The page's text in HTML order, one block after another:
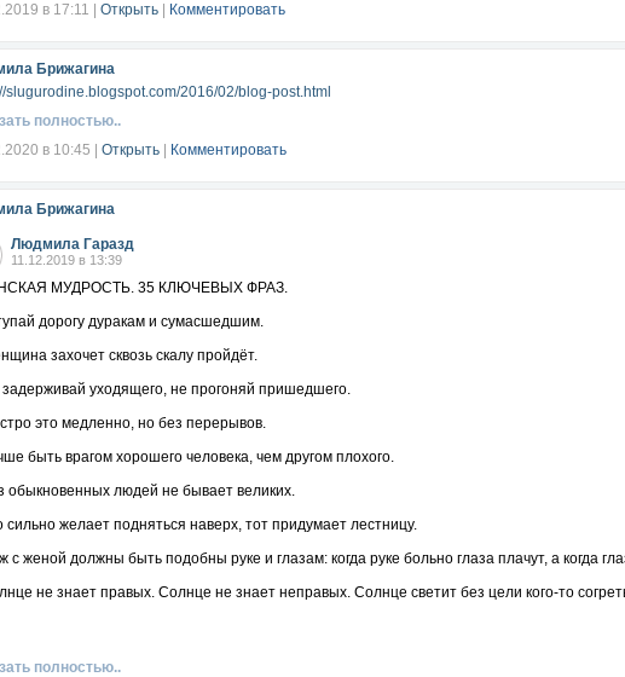
в 17:11
Открыть Комментировать
Брижагина
slugurodine.blogspot.com/2016/02/blog-post.html
полностью..
в 10:45
Открыть Комментировать
Брижагина
Людмила Гаразд
11.12.2019 в 13:39
МУДРОСТЬ. 35 КЛЮЧЕВЫХ ФРАЗ.
дорогу дуракам и сумасшедшим.
захочет сквозь скалу пройдёт.
уходящего, не прогоняй пришедшего.
это медленно, но без перерывов.
быть врагом хорошего человека, чем другом плохого.
обыкновенных людей не бывает великих.
сильно желает подняться наверх, тот придумает лестницу.
с женой должны быть подобны руке и глазам: когда руке больно глаза плачут, а когда
не знает правых. Солнце не знает неправых. Солнце светит без цели кого-то
путь начинается с близкого.
полностью..